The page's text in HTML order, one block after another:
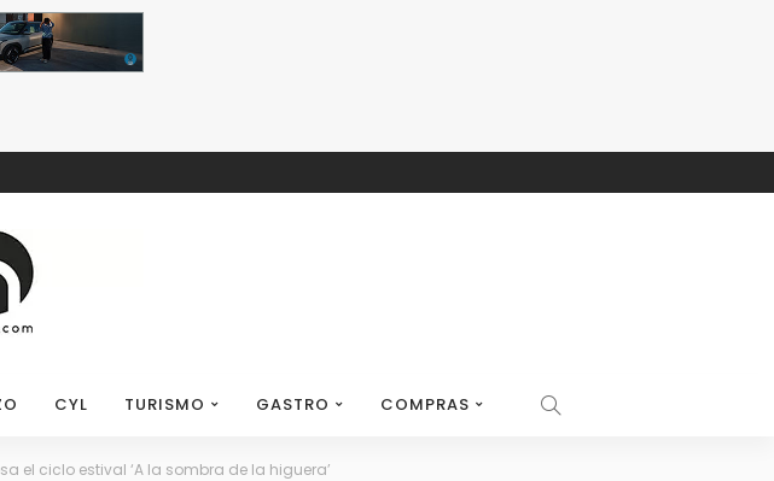
CYL TURISMO GASTRO COMPRAS
el ciclo estival ‘A la sombra de la higuera’